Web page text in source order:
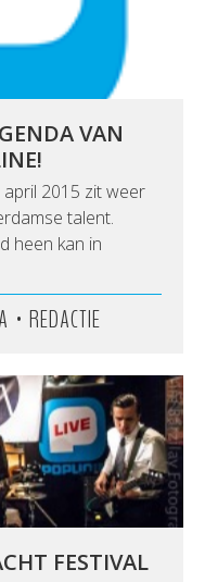
VAN
2015 zit weer
talent.
heen kan in
• REDACTIE
FESTIVAL